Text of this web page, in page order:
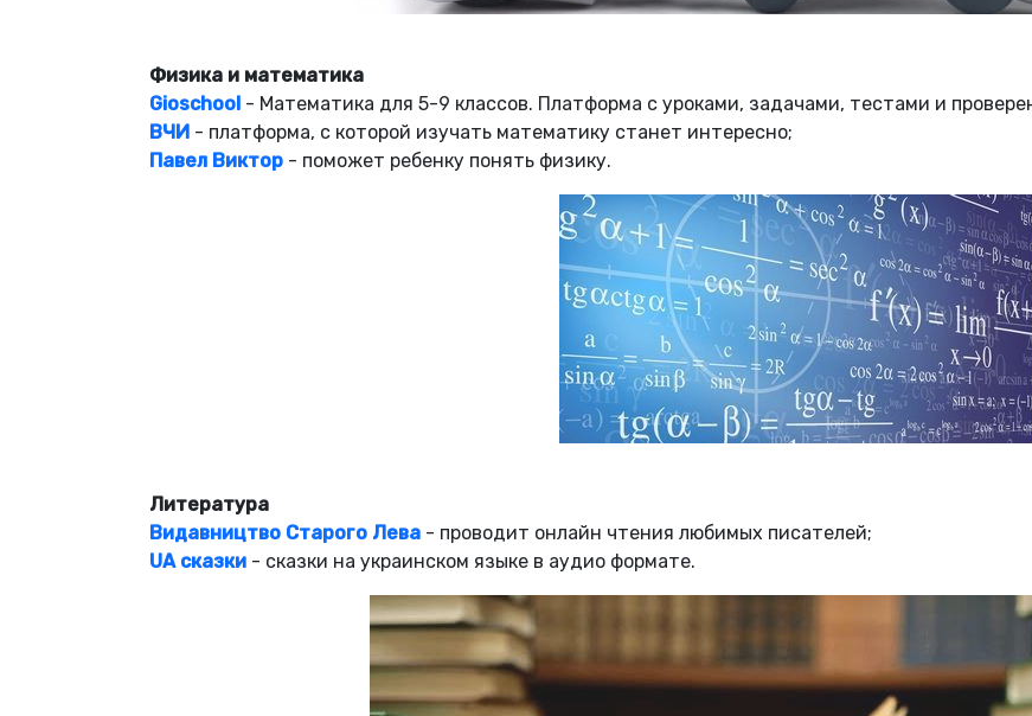
Физика и математика
Gioschool - Mатематика для 5-9 классов. Платформа с уроками, задачами, тестами и
ВЧИ - платформа, с которой изучать математику станет интересно;
Павел Виктор - поможет ребенку понять физику.
Литература
Видавництво Старого Лева - проводит онлайн чтения любимых писателей;
UA сказки - сказки на украинском языке в аудио формате.